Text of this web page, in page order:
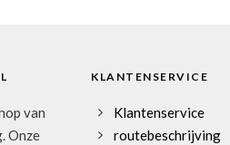
van
Onze
KLANTENSERVICE
Klantenservice
routebeschrijving